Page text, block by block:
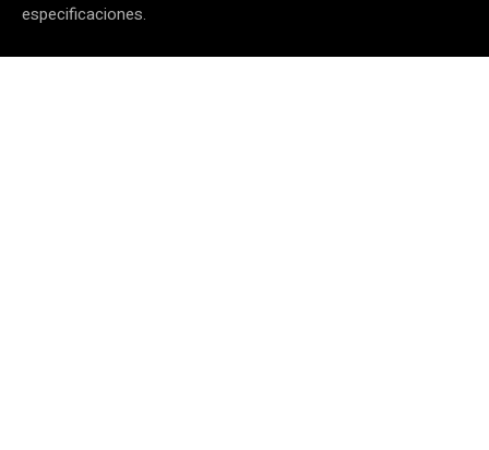
especificaciones.